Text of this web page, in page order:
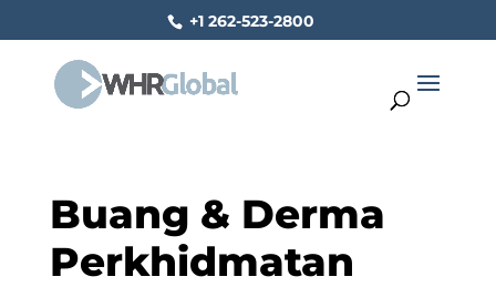
+1 262-523-2800
Buang & Derma
Perkhidmatan